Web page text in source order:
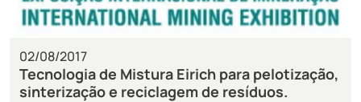
02/08/2017
Tecnologia de Mistura Eirich para pelotização,
sinterização e reciclagem de resíduos.